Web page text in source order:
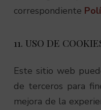
correspondiente
11. USO DE
Este sitio web
de terceros para
mejora de la